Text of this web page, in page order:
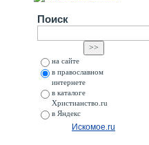
Поиск
на сайте
в православном
интернете
в каталоге
Христианство.ru
в Яндекс
Искомое.ru